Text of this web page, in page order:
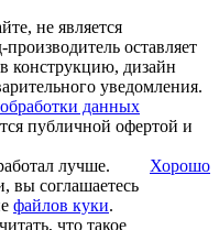
не является
оставляет
конструкцию, дизайн
уведомления.
данных
публичной офертой и
лучше.
вы соглашаетесь
файлов куки.
что такое
Хорошо